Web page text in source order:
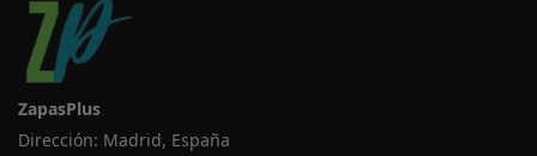
ZapasPlus
Dirección: Madrid, España